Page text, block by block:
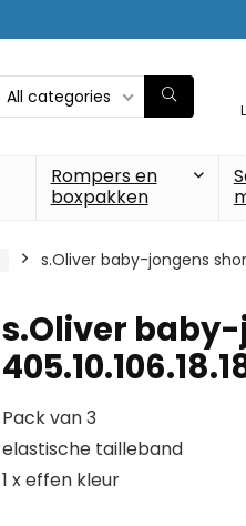
All categories
Rompers en
boxpakken
s.Oliver baby-jongens
s.Oliver
Pack van 3
elastische tailleband
1 x effen kleur